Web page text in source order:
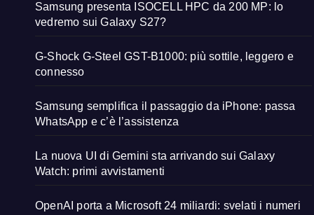
Samsung presenta ISOCELL HPC da 200 MP: lo
vedremo sui Galaxy S27?
G-Shock G-Steel GST-B1000: più sottile, leggero e
connesso
Samsung semplifica il passaggio da iPhone: passa
WhatsApp e c’è l’assistenza
La nuova UI di Gemini sta arrivando sui Galaxy
Watch: primi avvistamenti
OpenAI porta a Microsoft 24 miliardi: svelati i numeri